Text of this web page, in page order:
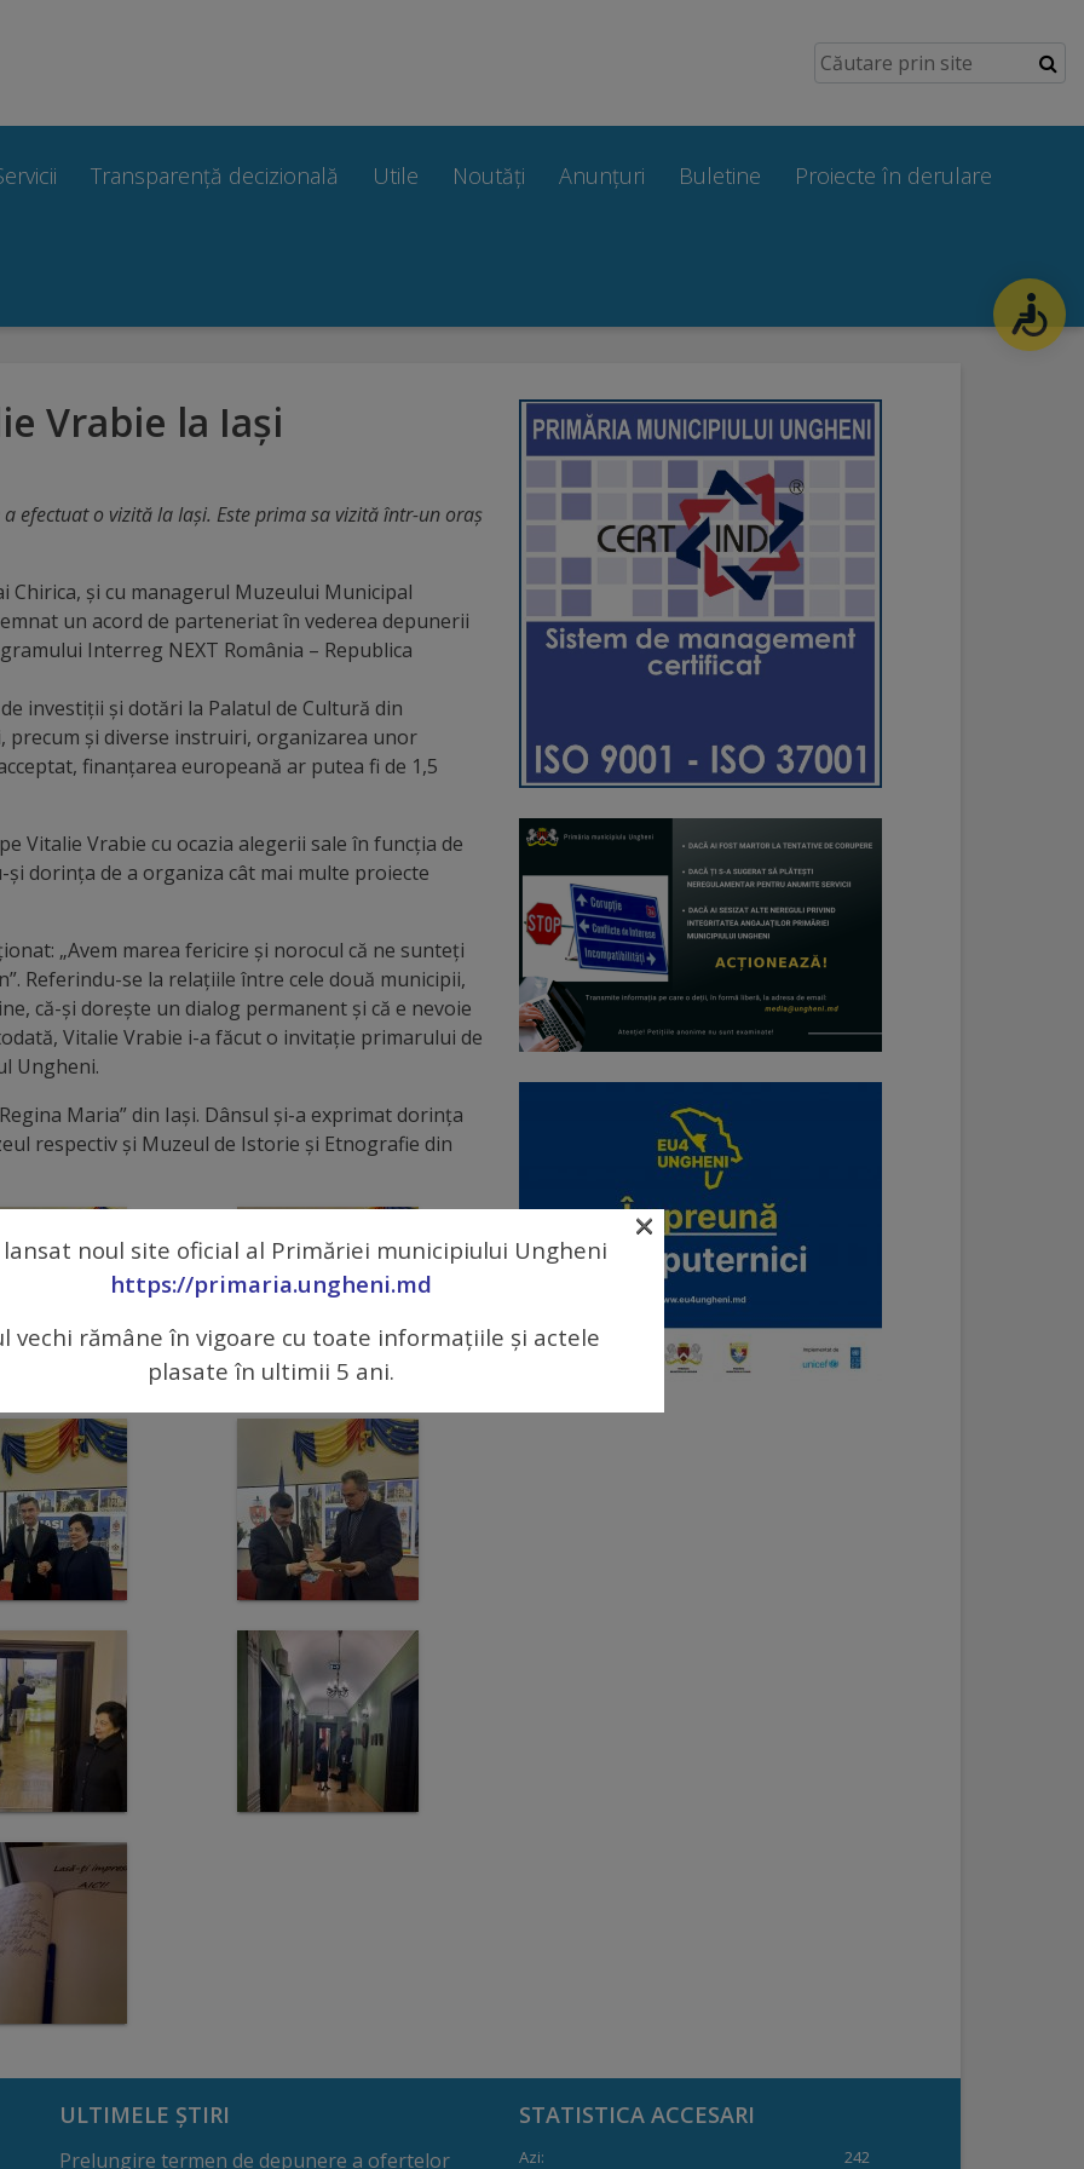
Transparență decizională Utile Noutăți Anunțuri Buletine Proiecte în derulare
Vrabie la Iași
efectuat o vizită la Iași. Este prima sa vizită într-un oraș
și cu managerul Muzeului Municipal
un acord de parteneriat în vederea depunerii
Interreg NEXT România – Republica
investiții și dotări la Palatul de Cultură din
precum și diverse instruiri, organizarea unor
finanțarea europeană ar putea fi de 1,5
Vitalie Vrabie cu ocazia alegerii sale în funcția de
dorința de a organiza cât mai multe proiecte
„Avem marea fericire și norocul că ne sunteți
Referindu-se la relațiile între cele două municipii,
că-și dorește un dialog permanent și că e nevoie
Vitalie Vrabie i-a făcut o invitație primarului de
Ungheni.
Maria” din Iași. Dânsul și-a exprimat dorința
respectiv și Muzeul de Istorie și Etnografie din
ULTIMELE ȘTIRI
Prelungire termen de depunere a ofertelor
STATISTICA ACCESARI
Azi: 242
noul site oficial al Primăriei municipiului Ungheni
https://primaria.ungheni.md
vechi rămâne în vigoare cu toate informațiile și actele
plasate în ultimii 5 ani.
×